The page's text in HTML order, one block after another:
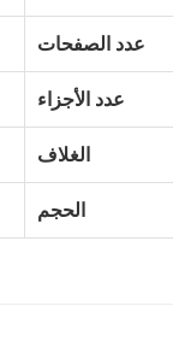
عدد الصفحات
عدد الأجزاء
الغلاف
الحجم